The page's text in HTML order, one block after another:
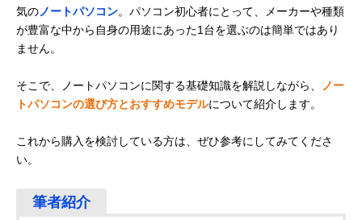
気のノートパソコン。パソコン初心者にとって、メーカーや種類
が豊富な中から自身の用途にあった1台を選ぶのは簡単ではあり
ません。
そこで、ノートパソコンに関する基礎知識を解説しながら、
ノー
トパソコンの選び方とおすすめモデルについて紹介します。
これから購入を検討している方は、ぜひ参考にしてみてくださ
い。